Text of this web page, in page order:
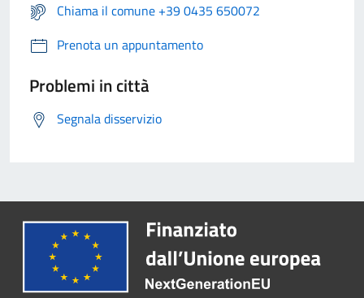
Chiama il comune +39 0435 650072
Prenota un appuntamento
Problemi in città
Segnala disservizio